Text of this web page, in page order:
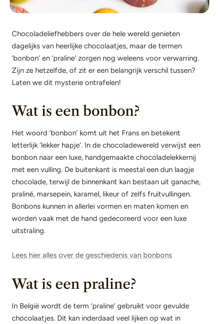
Chocoladeliefhebbers over de hele wereld genieten
dagelijks van heerlijke chocolaatjes, maar de termen
‘bonbon’ en ‘praline’ zorgen nog weleens voor verwarring.
Zijn ze hetzelfde, of zit er een belangrijk verschil tussen?
Laten we dit mysterie ontrafelen!
Wat is een bonbon?
Het woord ‘bonbon’ komt uit het Frans en betekent
letterlijk ‘lekker hapje’. In de chocoladewereld verwijst een
bonbon naar een luxe, handgemaakte chocoladelekkernij
met een vulling. De buitenkant is meestal een dun laagje
chocolade, terwijl de binnenkant kan bestaan uit ganache,
praliné, marsepein, karamel, likeur of zelfs fruitvullingen.
Bonbons kunnen in allerlei vormen en maten komen en
worden vaak met de hand gedecoreerd voor een luxe
uitstraling.
Lees hier alles over de geschiedenis van bonbons
Wat is een praline?
In België wordt de term ‘praline’ gebruikt voor gevulde
chocolaatjes. Dit kan inderdaad veel lijken op wat in